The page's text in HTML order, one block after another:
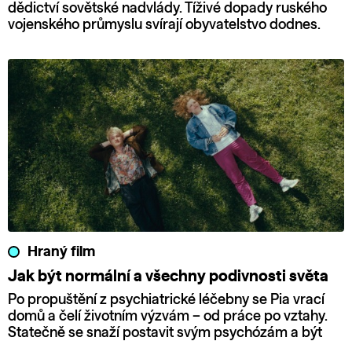
dědictví sovětské nadvlády. Tíživé dopady ruského
vojenského průmyslu svírají obyvatelstvo dodnes.
Hraný film
Jak být normální a všechny podivnosti světa
Po propuštění z psychiatrické léčebny se Pia vrací
domů a čelí životním výzvám – od práce po vztahy.
Statečně se snaží postavit svým psychózám a být